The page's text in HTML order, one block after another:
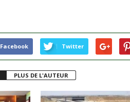
Facebook Twitter
PLUS DE L'AUTEUR